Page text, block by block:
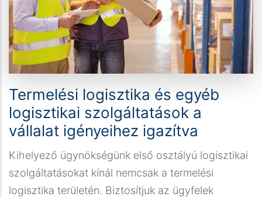
Termelési logisztika és egyéb
logisztikai szolgáltatások a
vállalat igényeihez igazítva
Kihelyező ügynökségünk első osztályú logisztikai
szolgáltatásokat kínál nemcsak a termelési
logisztika területén. Biztosítjuk az ügyfelek